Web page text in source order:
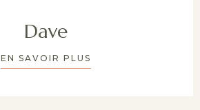
Dave
EN SAVOIR PLUS